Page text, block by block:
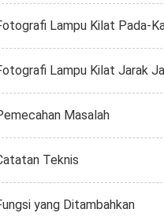
Lampu Kilat Pada-
Lampu Kilat Jarak
Masalah
Teknis
yang Ditambahkan